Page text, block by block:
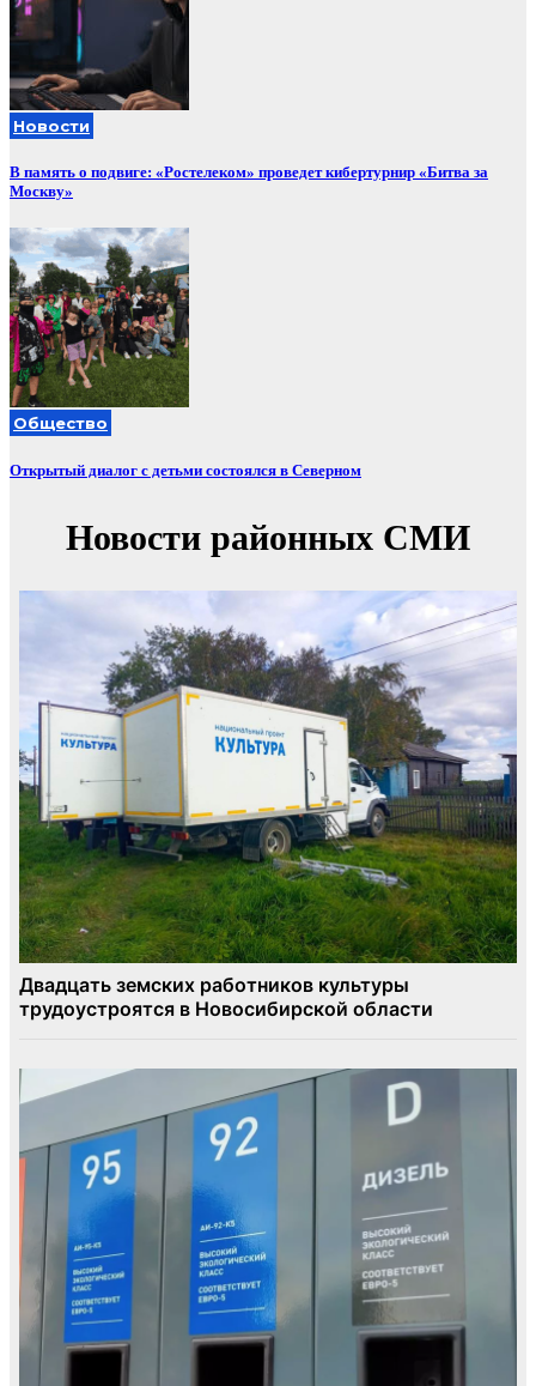
Новости
В память о подвиге: «Ростелеком» проведет кибертурнир «Битва за
Москву»
Общество
Открытый диалог с детьми состоялся в Северном